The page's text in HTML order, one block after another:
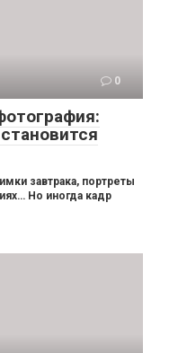
0
завтрака, портреты
Но иногда кадр